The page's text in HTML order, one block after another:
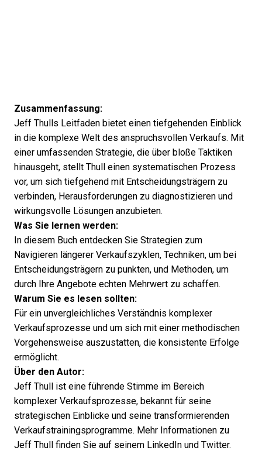
Zusammenfassung:
Jeff Thulls Leitfaden bietet einen tiefgehenden Einblick
in die komplexe Welt des anspruchsvollen Verkaufs. Mit
einer umfassenden Strategie, die über bloße Taktiken
hinausgeht, stellt Thull einen systematischen Prozess
vor, um sich tiefgehend mit Entscheidungsträgern zu
verbinden, Herausforderungen zu diagnostizieren und
wirkungsvolle Lösungen anzubieten.
Was Sie lernen werden:
In diesem Buch entdecken Sie Strategien zum
Navigieren längerer Verkaufszyklen, Techniken, um bei
Entscheidungsträgern zu punkten, und Methoden, um
durch Ihre Angebote echten Mehrwert zu schaffen.
Warum Sie es lesen sollten:
Für ein unvergleichliches Verständnis komplexer
Verkaufsprozesse und um sich mit einer methodischen
Vorgehensweise auszustatten, die konsistente Erfolge
ermöglicht.
Über den Autor:
Jeff Thull ist eine führende Stimme im Bereich
komplexer Verkaufsprozesse, bekannt für seine
strategischen Einblicke und seine transformierenden
Verkaufstrainingsprogramme. Mehr Informationen zu
Jeff Thull finden Sie auf seinem LinkedIn und Twitter.